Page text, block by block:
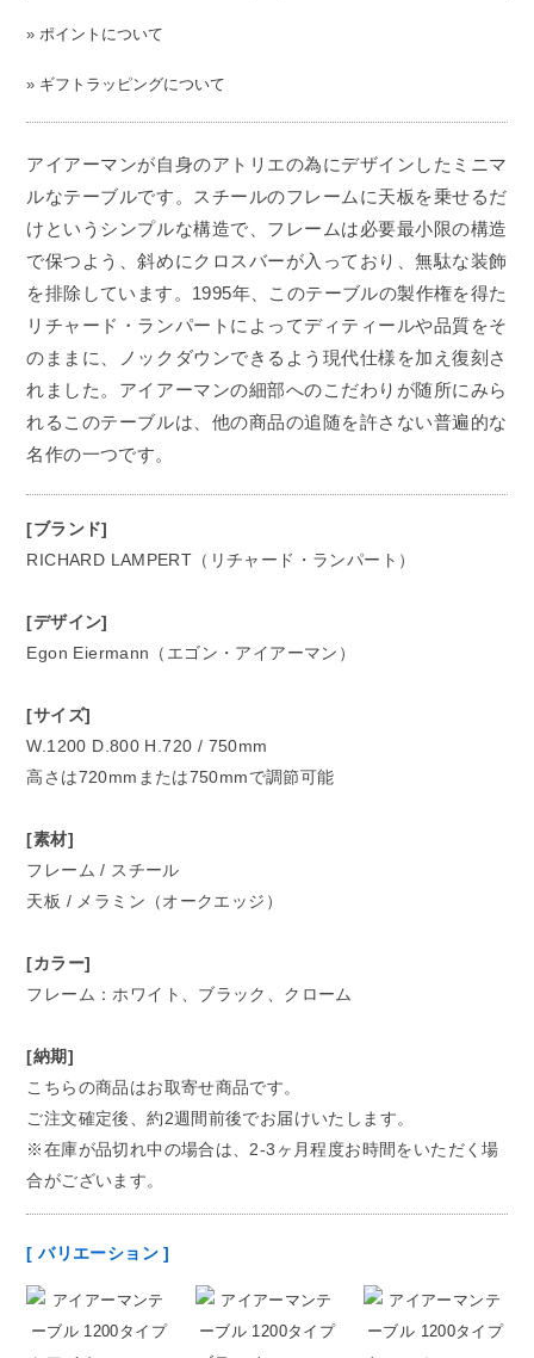
» ポイントについて
» ギフトラッピングについて
アイアーマンが自身のアトリエの為にデザインしたミニマ
ルなテーブルです。スチールのフレームに天板を乗せるだ
けというシンプルな構造で、フレームは必要最小限の構造
で保つよう、斜めにクロスバーが入っており、無駄な装飾
を排除しています。1995年、このテーブルの製作権を得た
リチャード・ランパートによってディティールや品質をそ
のままに、ノックダウンできるよう現代仕様を加え復刻さ
れました。アイアーマンの細部へのこだわりが随所にみら
れるこのテーブルは、他の商品の追随を許さない普遍的な
名作の一つです。
[ブランド]
RICHARD LAMPERT（リチャード・ランパート）
[デザイン]
Egon Eiermann（エゴン・アイアーマン）
[サイズ]
W.1200 D.800 H.720 / 750mm
高さは720mmまたは750mmで調節可能
[素材]
フレーム / スチール
天板 / メラミン（オークエッジ）
[カラー]
フレーム：ホワイト、ブラック、クローム
[納期]
こちらの商品はお取寄せ商品です。
ご注文確定後、約2週間前後でお届けいたします。
※在庫が品切れ中の場合は、2-3ヶ月程度お時間をいただく場
合がございます。
[ バリエーション ]